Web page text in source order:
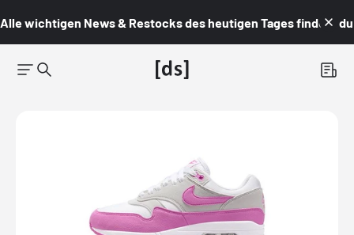
Alle wichtigen News & Restocks des heutigen Tages findest du